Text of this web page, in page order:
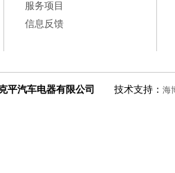
服务项目
信息反馈
平汽车电器有限公司 技术支持： 海